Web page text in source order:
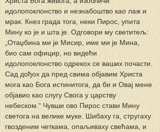
идолопоклонство и незнабоштво као лаж и
мрак. Кнез града тога, неки Пирос, упита
Мину ко је и шта је. Одговори му светитељ:
„Отаџбина ми је Мисир, име ми је Мина,
био сам официр, но видећи
идолопоклонство одрекох се ваших почасти.
Сад дођох да пред свима објавим Христа
мога као Бога истинитога, да би и Овај мене
објавио као слугу Свога у царству
небеском.“ Чувши ово Пирос стави Мину
светога на велике муке. Шибаху га, стругаху
гвозденим четкама, опаљиваху свећама, и